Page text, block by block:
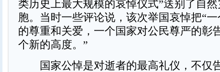
类历史上最大规模的哀悼仪式”送别了自
胞。当时一些评论说，该次举国哀悼把“
的尊重和关爱，一个国家对公民尊严的彰
个新的高度。”
国家公悼是对逝者的最高礼仪，不仅